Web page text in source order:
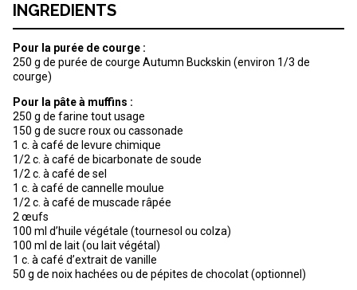
INGREDIENTS
Pour la purée de courge :
250 g de purée de courge Autumn Buckskin (environ 1/3 de
courge)
Pour la pâte à muffins :
250 g de farine tout usage
150 g de sucre roux ou cassonade
1 c. à café de levure chimique
1/2 c. à café de bicarbonate de soude
1/2 c. à café de sel
1 c. à café de cannelle moulue
1/2 c. à café de muscade râpée
2 œufs
100 ml d’huile végétale (tournesol ou colza)
100 ml de lait (ou lait végétal)
1 c. à café d’extrait de vanille
50 g de noix hachées ou de pépites de chocolat (optionnel)